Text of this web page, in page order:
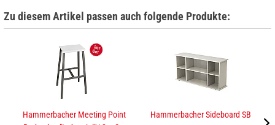
Zu diesem Artikel passen auch folgende Produkte:
Hammerbacher Meeting Point
Hammerbacher Sideboard SB